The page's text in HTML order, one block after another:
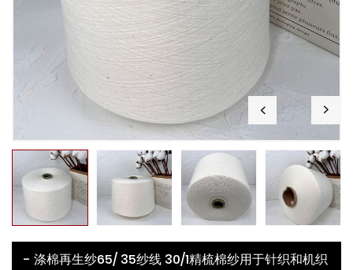
- 涤棉再生纱65/ 35纱线 30/1精梳棉纱用于针织和机织